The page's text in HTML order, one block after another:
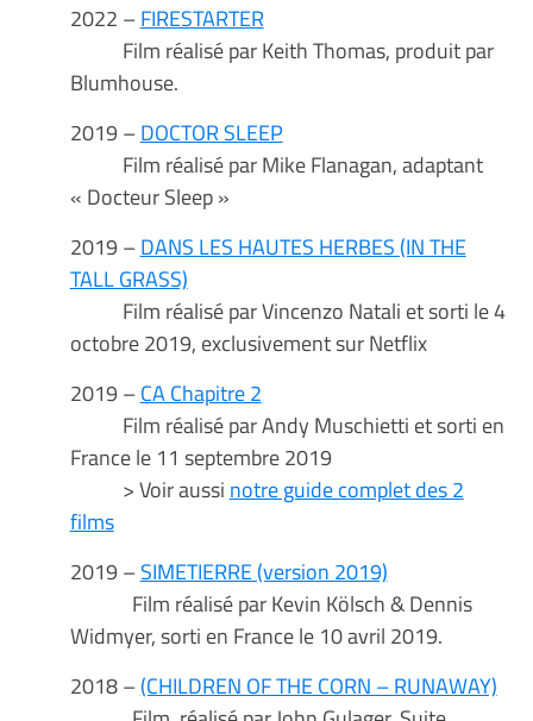
2022 –FIRESTARTER
Film réalisé par Keith Thomas, produit par
Blumhouse.
2019 –DOCTOR SLEEP
Film réalisé par Mike Flanagan, adaptant
« Docteur Sleep »
2019 –DANS LES HAUTES HERBES (IN THE
TALL GRASS)
Film réalisé par Vincenzo Natali et sorti le 4
octobre 2019, exclusivement sur Netflix
2019 –CA Chapitre 2
Film réalisé par Andy Muschietti et sorti en
France le 11 septembre 2019
> Voir aussi notre guide complet des 2
films
2019 –SIMETIERRE (version 2019)
Film réalisé par Kevin Kölsch & Dennis
Widmyer, sorti en France le 10 avril 2019.
2018 –(CHILDREN OF THE CORN – RUNAWAY)